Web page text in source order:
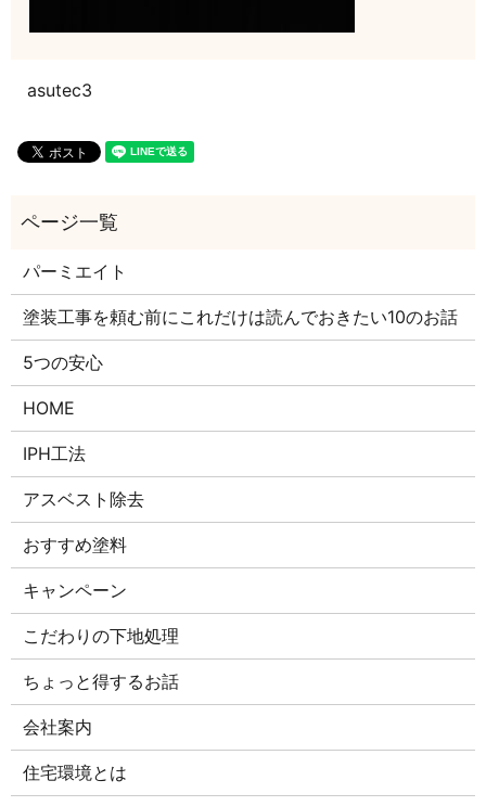
asutec3
パーミエイト
塗装工事を頼む前にこれだけは読んでおきたい10のお話
5つの安心
HOME
IPH工法
アスベスト除去
おすすめ塗料
キャンペーン
こだわりの下地処理
ちょっと得するお話
会社案内
住宅環境とは